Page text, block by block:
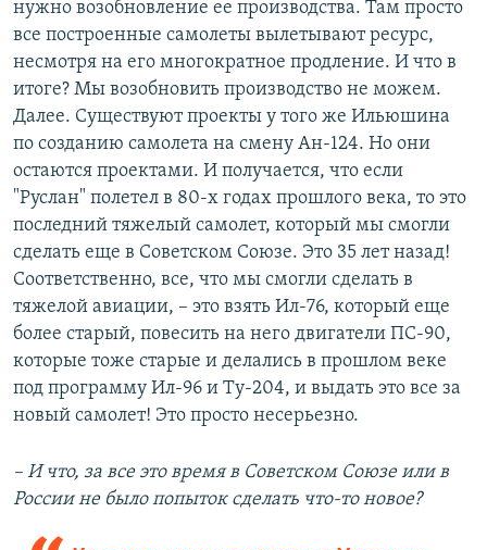
нужно возобновление ее производства. Там просто
все построенные самолеты вылетывают ресурс,
несмотря на его многократное продление. И что в
итоге? Мы возобновить производство не можем.
Далее. Существуют проекты у того же Ильюшина
по созданию самолета на смену Ан-124. Но они
остаются проектами. И получается, что если
"Руслан" полетел в 80-х годах прошлого века, то это
последний тяжелый самолет, который мы смогли
сделать еще в Советском Союзе. Это 35 лет назад!
Соответственно, все, что мы смогли сделать в
тяжелой авиации, – это взять Ил-76, который еще
более старый, повесить на него двигатели ПС-90,
которые тоже старые и делались в прошлом веке
под программу Ил-96 и Ту-204, и выдать это все за
новый самолет! Это просто несерьезно.
– И что, за все это время в Советском Союзе или в
России не было попыток сделать что-то новое?